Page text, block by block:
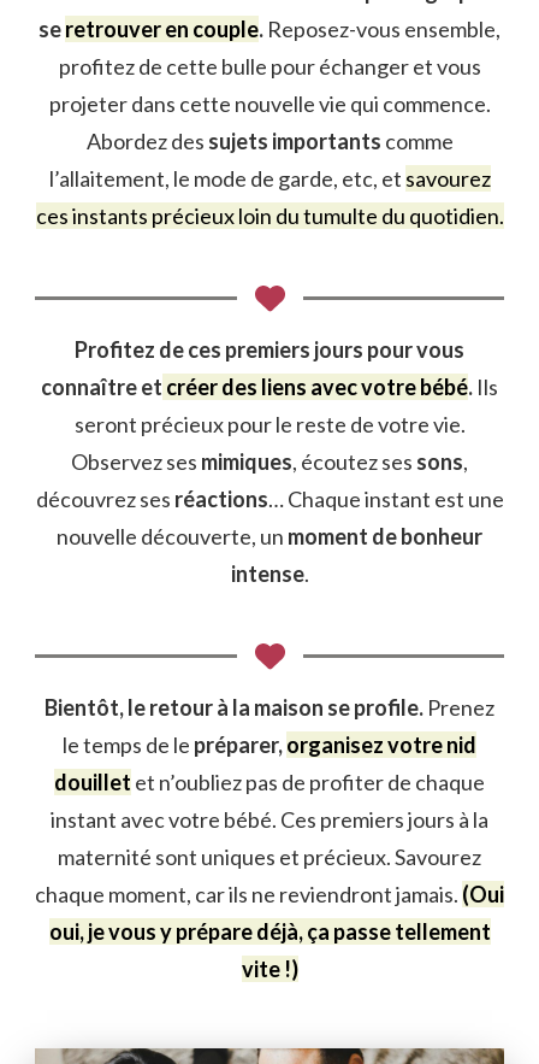
seretrouver en couple. Reposez-vous ensemble,
profitez de cette bulle pour échanger et vous
projeter dans cette nouvelle vie qui commence.
Abordez des sujets importants comme
l’allaitement, le mode de garde, etc, et savourez
ces instants précieux loin du tumulte du quotidien.
Profitez de ces premiers jours pour vous
connaître et créer des liens avec votre bébé. Ils
seront précieux pour le reste de votre vie.
Observez ses mimiques, écoutez ses sons,
découvrez ses réactions… Chaque instant est une
nouvelle découverte, un moment de bonheur
intense.
Bientôt, le retour à la maison se profile. Prenez
le temps de le préparer,organisez votre nid
douillet et n’oubliez pas de profiter de chaque
instant avec votre bébé. Ces premiers jours à la
maternité sont uniques et précieux. Savourez
chaque moment, car ils ne reviendront jamais. (Oui
oui, je vous y prépare déjà, ça passe tellement
vite !)